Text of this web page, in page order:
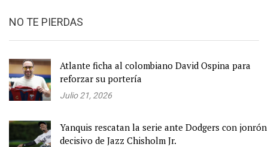
NO TE PIERDAS
Atlante ficha al colombiano David Ospina para
reforzar su portería
Julio 21, 2026
Yanquis rescatan la serie ante Dodgers con jonrón
decisivo de Jazz Chisholm Jr.